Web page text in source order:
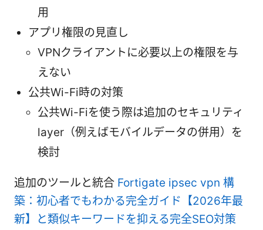
用
アプリ権限の見直し
VPNクライアントに必要以上の権限を与
えない
公共Wi-Fi時の対策
公共Wi-Fiを使う際は追加のセキュリティ
layer（例えばモバイルデータの併用）を
検討
追加のツールと統合 Fortigate ipsec vpn 構
築：初心者でもわかる完全ガイド【2026年最
新】と類似キーワードを抑える完全SEO対策